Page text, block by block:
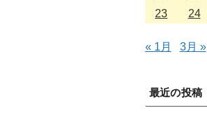
23
24
« 1月 3月 »
最近の投稿